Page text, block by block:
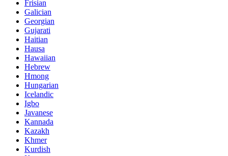
Frisian
Galician
Georgian
Gujarati
Haitian
Hausa
Hawaiian
Hebrew
Hmong
Hungarian
Icelandic
Igbo
Javanese
Kannada
Kazakh
Khmer
Kurdish